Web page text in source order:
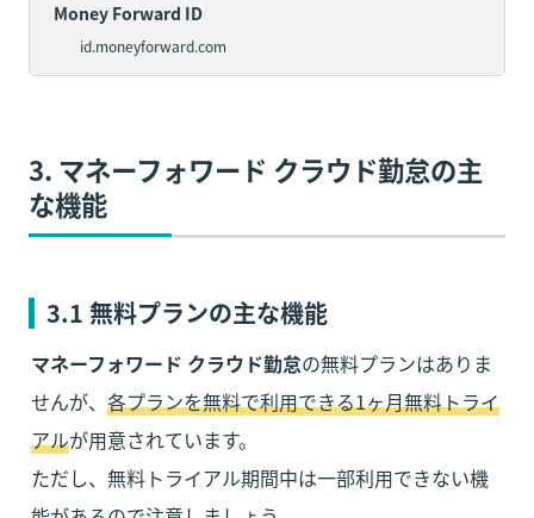
Money Forward ID
id.moneyforward.com
3. マネーフォワード クラウド勤怠の主
な機能
3.1 無料プランの主な機能
マネーフォワード クラウド勤怠の無料プランはありま
せんが、 各プランを無料で利用できる1ヶ月無料トライ
アルが用意されています。
ただし、無料トライアル期間中は一部利用できない機